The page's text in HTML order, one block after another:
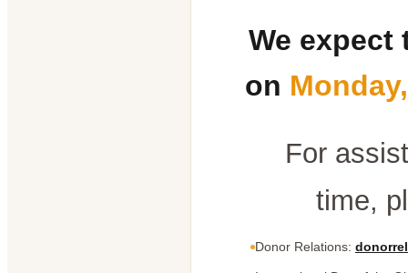
We expect
on
For
time,
Donor Relations: